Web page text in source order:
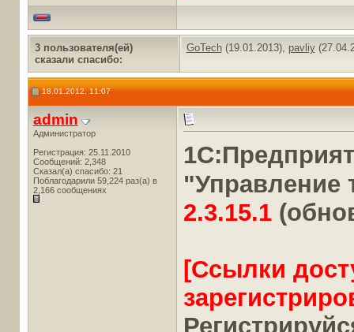
3 пользователя(ей)
сказали cпасибо:
GoTech(19.01.2013), pavliy
18.01.2012, 11:07
admin
Администратор
Регистрация: 25.11.2010
Сообщений: 2,348
Сказал(а) спасибо: 21
Поблагодарили 59,224 раз(а) в
2,166 сообщениях
"Управление
2.3.15.1
[Ссылки